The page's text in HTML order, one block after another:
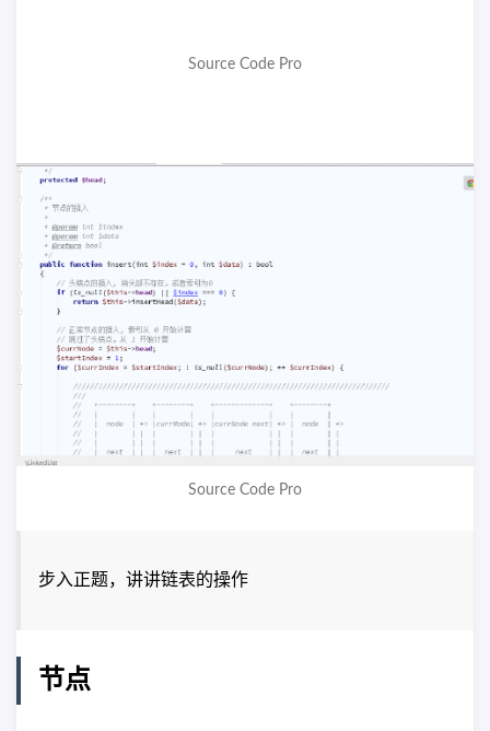
Source Code Pro
Source Code Pro
步入正题，讲讲链表的操作
节点